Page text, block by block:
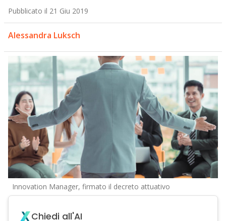
Pubblicato il 21 Giu 2019
Alessandra Luksch
Innovation Manager, firmato il decreto attuativo
Chiedi all'AI